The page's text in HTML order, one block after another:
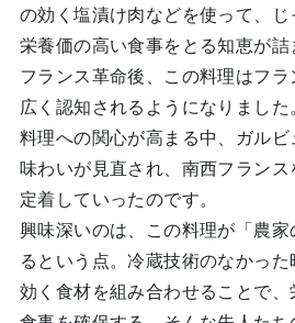
の効く塩漬け肉などを使って、
栄養価の高い食事をとる知恵が詰
フランス革命後、この料理はフ
広く認知されるようになりまし
料理への関心が高まる中、ガル
味わいが見直され、南西フラン
定着していったのです。
興味深いのは、この料理が「農
るという点。冷蔵技術のなかっ
効く食材を組み合わせることで